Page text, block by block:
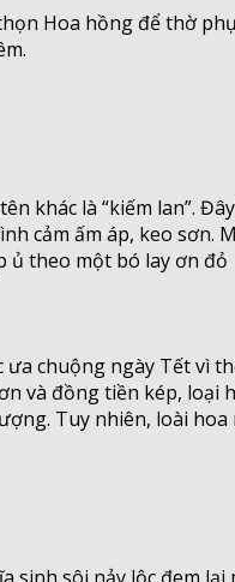
Hoa hồng để thờ
khác là “kiếm lan”.
cảm ấm áp, keo
ủ theo một bó lay ơn đỏ
chuộng ngày Tết vì
và đồng tiền kép, loại
Tuy nhiên, loài